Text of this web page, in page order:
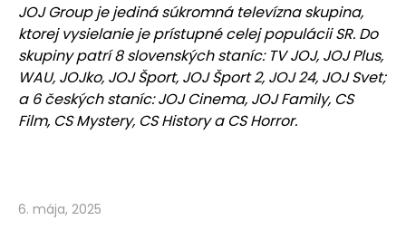
JOJ Group je jediná súkromná televízna skupina,
ktorej vysielanie je prístupné celej populácii SR. Do
skupiny patrí 8 slovenských staníc: TV JOJ, JOJ Plus,
WAU, JOJko, JOJ Šport, JOJ Šport 2, JOJ 24, JOJ Svet;
a 6 českých staníc: JOJ Cinema, JOJ Family, CS
Film, CS Mystery, CS History a CS Horror.
6. mája, 2025